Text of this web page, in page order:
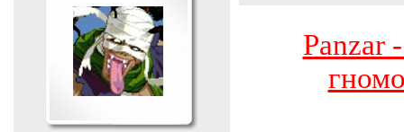
Panzar